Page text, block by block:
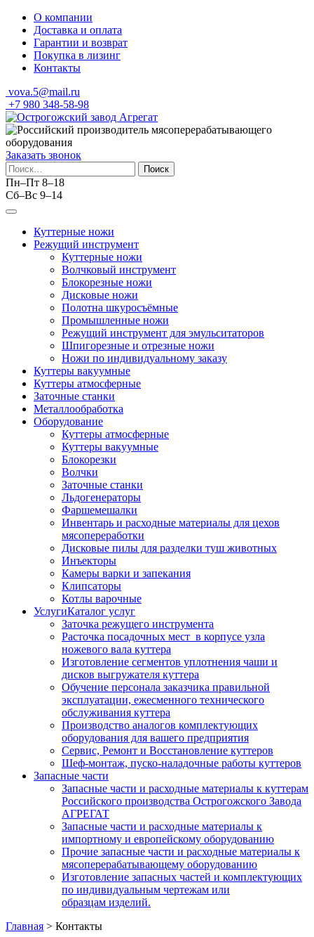
Skip
content
О компании
Доставка и оплата
Гарантии и возврат
Покупка в лизинг
Контакты
vova.5@mail.ru
+7 980 348-58-98
Заказать звонок
Найти:
Пн–Пт 8–18
Сб–Вс 9–14
Куттерные ножи
Режущий инструмент
Куттерные ножи
Волчковый инструмент
Блокорезные ножи
Дисковые ножи
Полотна шкуросъёмные
Промышленные ножи
Режущий инструмент для эмульситаторов
Шпигорезные и отрезные ножи
Ножи по индивидуальному заказу
Куттеры вакуумные
Куттеры атмосферные
Заточные станки
Металлообработка
Оборудование
Куттеры атмосферные
Куттеры вакуумные
Блокорезки
Волчки
Заточные станки
Льдогенераторы
Фаршемешалки
Инвентарь и расходные материалы для цехов
мясопереработки
Дисковые пилы для разделки туш животных
Инъекторы
Камеры варки и запекания
Клипсаторы
Котлы варочные
УслугиКаталог услуг
Заточка режущего инструмента
Расточка посадочных мест в корпусе узла
ножевого вала куттера
Изготовление сегментов уплотнения чаши и
дисков выгружателя куттера
Обучение персонала заказчика правильной
эксплуатации, ежесменного технического
обслуживания куттера
Производство аналогов комплектующих
оборудования для вашего предприятия
Сервис, Ремонт и Восстановление куттеров
Шеф-монтаж, пуско-наладочные работы куттеров
Запасные части
Запасные части и расходные материалы к куттерам
Российского производства Острогожского Завода
АГРЕГАТ
Запасные части и расходные материалы к
импортному и европейскому оборудованию
Прочие запасные части и расходные материалы к
мясоперерабатывающему оборудованию
Изготовление запасных частей и комплектующих
по индивидуальным чертежам или
образцам изделий.
Главная > Контакты